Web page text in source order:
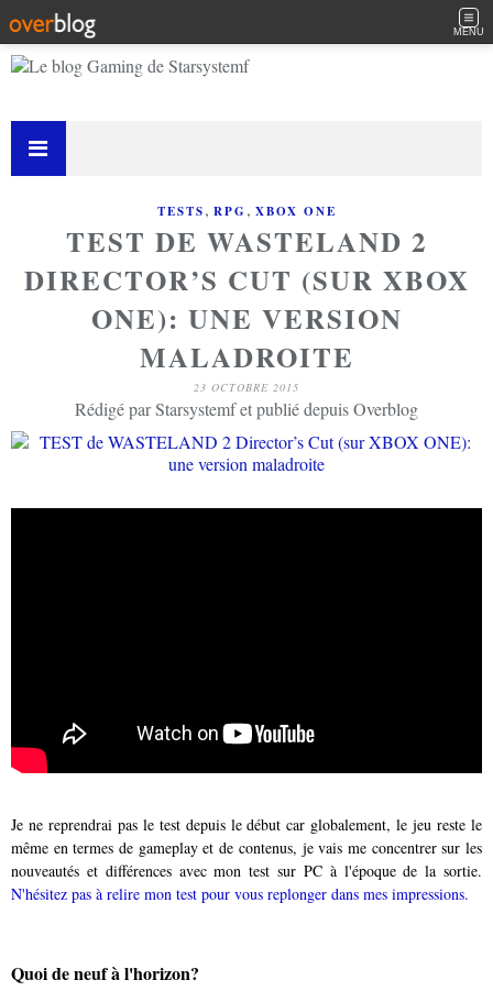
MENU
TESTS, RPG , XBOX ONE
TEST DE WASTELAND 2
DIRECTOR’S CUT (SUR XBOX
ONE): UNE VERSION
MALADROITE
23 OCTOBRE 2015
Rédigé par Starsystemf et publié depuis Overblog
Je ne reprendrai pas le test depuis le début car globalement, le jeu reste le
même en termes de gameplay et de contenus, je vais me concentrer sur les
nouveautés et différences avec mon test sur PC à l'époque de la sortie.
N'hésitez pas à relire mon test pour vous replonger dans mes impressions.
Quoi de neuf à l'horizon?